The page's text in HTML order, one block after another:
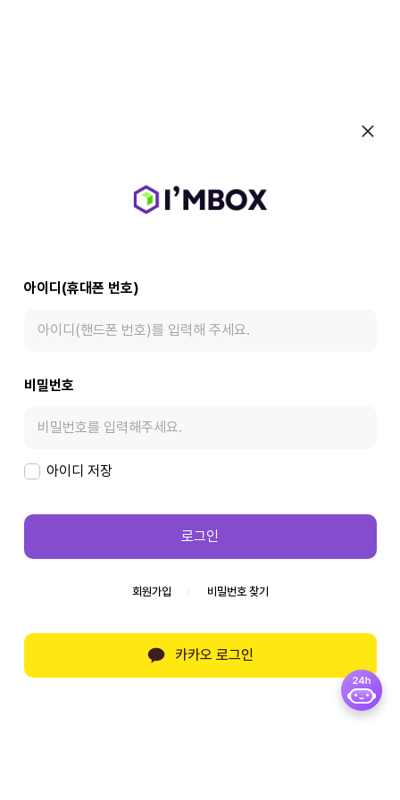
아이디(휴대폰 번호)
비밀번호
아이디 저장
로그인
회원가입 비밀번호 찾기
카카오 로그인